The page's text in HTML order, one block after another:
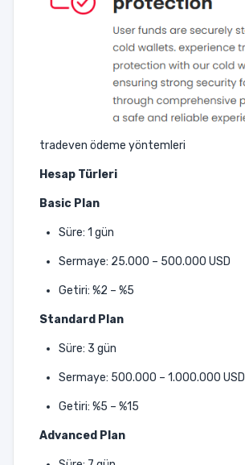
tradeven ödeme yöntemleri
Hesap Türleri
Basic Plan
Süre: 1 gün
Sermaye: 25.000 – 500.000 USD
Getiri: %2 – %5
Standard Plan
Süre: 3 gün
Sermaye: 500.000 – 1.000.000 USD
Getiri: %5 – %15
Advanced Plan